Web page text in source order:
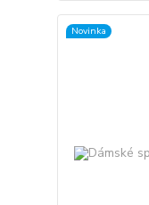
Novinka